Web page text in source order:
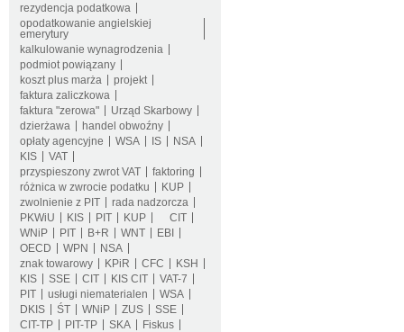
rezydencja podatkowa
opodatkowanie angielskiej
emerytury
kalkulowanie wynagrodzenia
podmiot powiązany
koszt plus marża
projekt
faktura zaliczkowa
faktura "zerowa"
Urząd Skarbowy
dzierżawa
handel obwoźny
opłaty agencyjne
WSA IS
NSA
KIS
VAT
przyspieszony zwrot VAT
faktoring
różnica w zwrocie podatku
KUP
zwolnienie z PIT
rada nadzorcza
PKWiU
KIS PIT KUP
CIT
WNiP
PIT B+R WNT
EBI
OECD
WPN
NSA
znak towarowy
KPiR CFC
KSH
KIS
SSE CIT KIS CIT
VAT-7
PIT
usługi niematerialen
WSA
DKIS
ŚT WNiP ZUS
SSE
CIT-TP
PIT-TP SKA
Fiskus